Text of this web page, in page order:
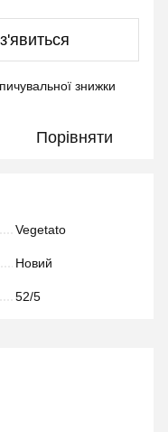
знижки
Порівняти
Vegetato
Новий
52/5